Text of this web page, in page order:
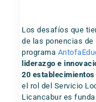
Los desafíos que
de las ponencias de
programa
liderazgo e
20
el rol del Servicio
Licancabur es